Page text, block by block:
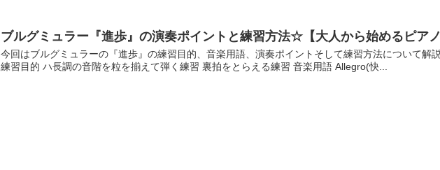
ブルグミュラー『進歩』の演奏ポイントと練習方法☆【大人から始めるピアノ
今回はブルグミュラーの『進歩』の練習目的、音楽用語、演奏ポイントそして練習方法について解
練習目的 ハ長調の音階を粒を揃えて弾く練習 裏拍をとらえる練習 音楽用語 Allegro(快...